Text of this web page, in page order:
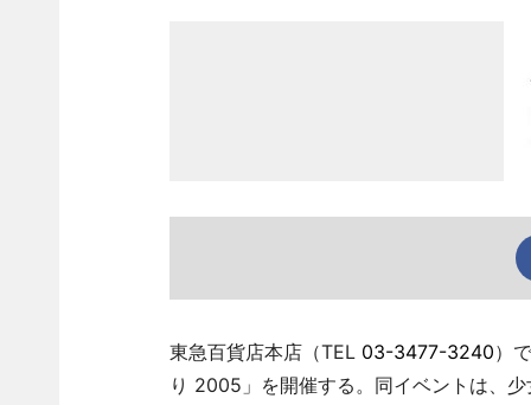
東急百貨店本店（TEL 03-3477-3240）
り 2005」を開催する。同イベントは、